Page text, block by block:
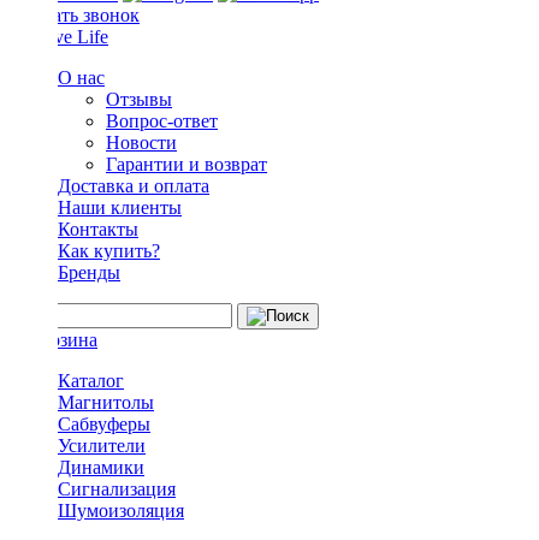
Заказать звонок
О нас
Отзывы
Вопрос-ответ
Новости
Гарантии и возврат
Доставка и оплата
Наши клиенты
Контакты
Как купить?
Бренды
Каталог
Магнитолы
Сабвуферы
Усилители
Динамики
Сигнализация
Шумоизоляция